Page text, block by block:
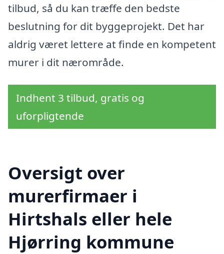
tilbud, så du kan træffe den bedste
beslutning for dit byggeprojekt. Det har
aldrig været lettere at finde en kompetent
murer i dit nærområde.
Indhent 3 tilbud, gratis og
uforpligtende
Oversigt over
murerfirmaer i
Hirtshals eller hele
Hjørring kommune